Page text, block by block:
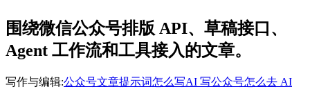
围绕微信公众号排版 API、草稿接口、
Agent 工作流和工具接入的文章。
写作与编辑:公众号文章提示词怎么写AI 写公众号怎么去 AI